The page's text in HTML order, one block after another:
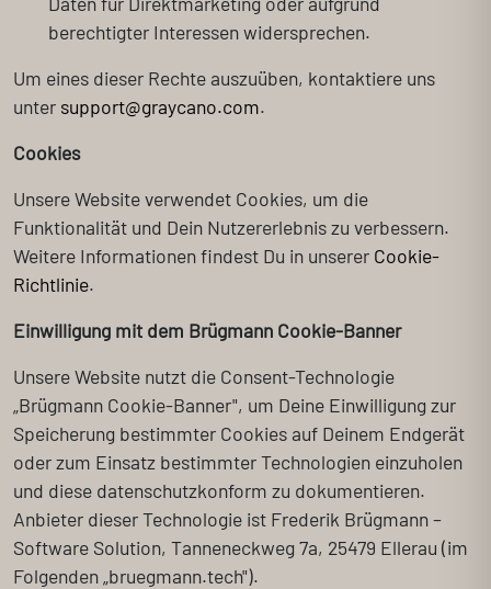
berechtigter Interessen widersprechen.
Um eines dieser Rechte auszuüben, kontaktiere uns
unter support@graycano.com.
Cookies
Unsere Website verwendet Cookies, um die
Funktionalität und Dein Nutzererlebnis zu verbessern.
Weitere Informationen findest Du in unserer Cookie-
Richtlinie.
Einwilligung mit dem Brügmann Cookie-Banner
Unsere Website nutzt die Consent-Technologie
„Brügmann Cookie-Banner", um Deine Einwilligung zur
Speicherung bestimmter Cookies auf Deinem Endgerät
oder zum Einsatz bestimmter Technologien einzuholen
und diese datenschutzkonform zu dokumentieren.
Anbieter dieser Technologie ist Frederik Brügmann –
Software Solution, Tanneneckweg 7a, 25479 Ellerau (im
Folgenden „bruegmann.tech").